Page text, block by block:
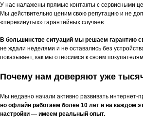
У нас налажены прямые контакты с сервисными
Мы действительно ценим свою репутацию и не
«перекинутых» гарантийных случаев.
В большинстве ситуаций мы решаем гарантию
не ждали неделями и не оставались без
показывает, как мы относимся к своим
Почему нам доверяют уже
Мы недавно начали активно развивать интернет-
но офлайн работаем более 10 лет и на каждом
настройки — имеем реальный опыт.